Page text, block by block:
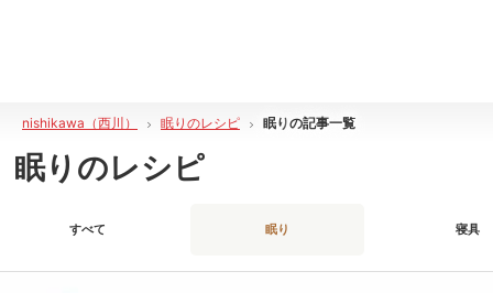
nishikawa（西川） 眠りのレシピ 眠りの記事一覧
眠りのレシピ
すべて 眠り 寝具